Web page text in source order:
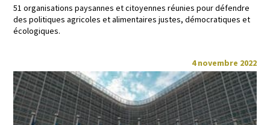
51 organ­i­sa­tions paysannes et citoyennes réu­nies pour défendre
des poli­tiques agri­coles et ali­men­taires justes, démoc­ra­tiques et
écologiques.
4 novembre 2022